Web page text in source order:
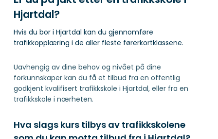
Hjartdal?
Hvis du bor i Hjartdal kan du gjennomføre
trafikkopplæring i de aller fleste førerkortklassene.
Uavhengig av dine behov og nivået på dine
forkunnskaper kan du få et tilbud fra en offentlig
godkjent kvalifisert trafikkskole i Hjartdal, eller fra en
trafikkskole i nærheten.
Hva slags kurs tilbys av trafikkskolene